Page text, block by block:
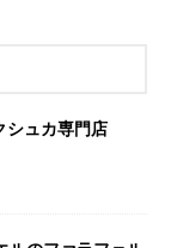
シュカ専門店